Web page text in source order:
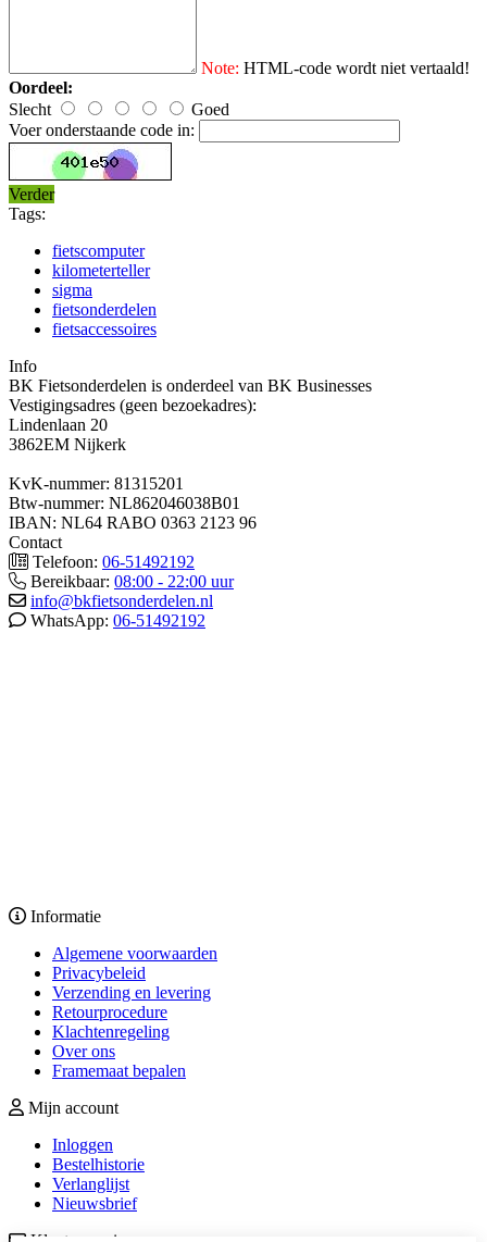
Note: HTML-code wordt niet vertaald!
Oordeel:
Slecht
Goed
Voer onderstaande code in:
Verder
Tags:
fietscomputer
kilometerteller
sigma
fietsonderdelen
fietsaccessoires
Info
BK Fietsonderdelen is onderdeel van BK Businesses
Vestigingsadres (geen bezoekadres):
Lindenlaan 20
3862EM Nijkerk
KvK-nummer: 81315201
Btw-nummer: NL862046038B01
IBAN: NL64 RABO 0363 2123 96
Contact
Telefoon: 06-51492192
Bereikbaar: 08:00 - 22:00 uur
info@bkfietsonderdelen.nl
WhatsApp: 06-51492192
Informatie
Algemene voorwaarden
Privacybeleid
Verzending en levering
Retourprocedure
Klachtenregeling
Over ons
Framemaat bepalen
Mijn account
Inloggen
Bestelhistorie
Verlanglijst
Nieuwsbrief